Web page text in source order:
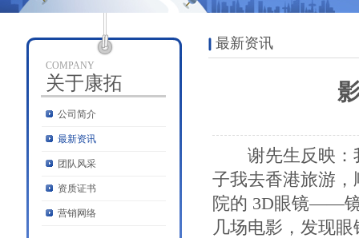
COMPANY
关于康拓
公司简介
最新资讯
团队风采
资质证书
营销网络
最新资讯
谢先生反映：我
子我去香港旅游
院的 3D眼镜——
几场电影，发现